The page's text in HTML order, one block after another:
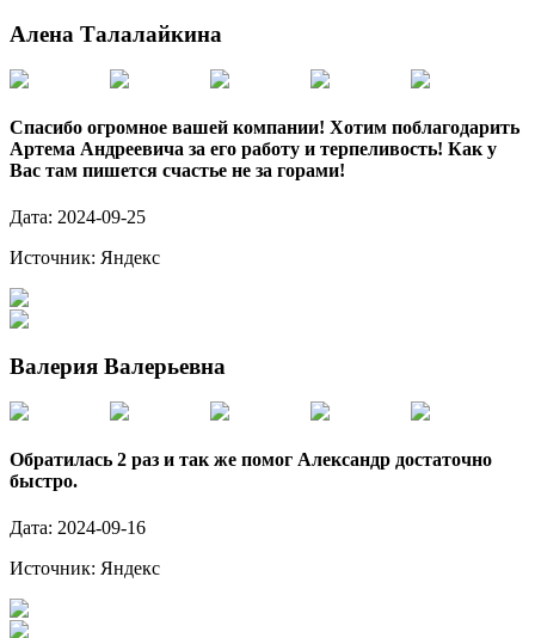
Алена Талалайкина
Спасибо огромное вашей компании! Хотим поблагодарить
Артема Андреевича за его работу и терпеливость! Как у
Вас там пишется счастье не за горами!
Дата: 2024-09-25
Источник: Яндекс
Валерия Валерьевна
Обратилась 2 раз и так же помог Александр достаточно
быстро.
Дата: 2024-09-16
Источник: Яндекс